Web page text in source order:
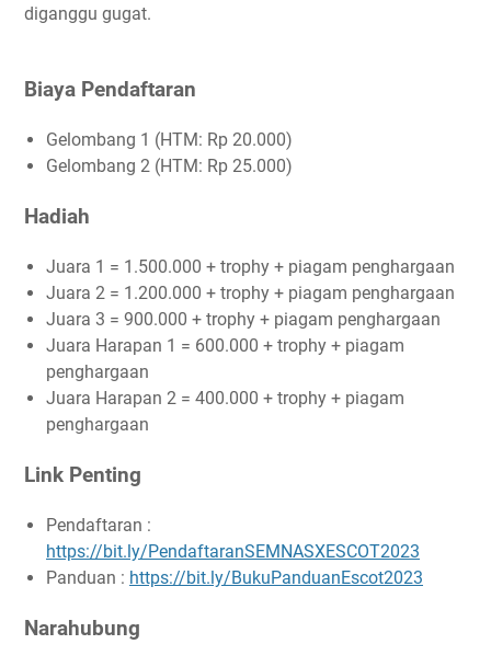
diganggu gugat.
Biaya Pendaftaran
Gelombang 1 (HTM: Rp 20.000)
Gelombang 2 (HTM: Rp 25.000)
Hadiah
Juara 1 = 1.500.000 + trophy + piagam penghargaan
Juara 2 = 1.200.000 + trophy + piagam penghargaan
Juara 3 = 900.000 + trophy + piagam penghargaan
Juara Harapan 1 = 600.000 + trophy + piagam
penghargaan
Juara Harapan 2 = 400.000 + trophy + piagam
penghargaan
Link Penting
Pendaftaran :
https://bit.ly/PendaftaranSEMNASXESCOT2023
Panduan : https://bit.ly/BukuPanduanEscot2023
Narahubung